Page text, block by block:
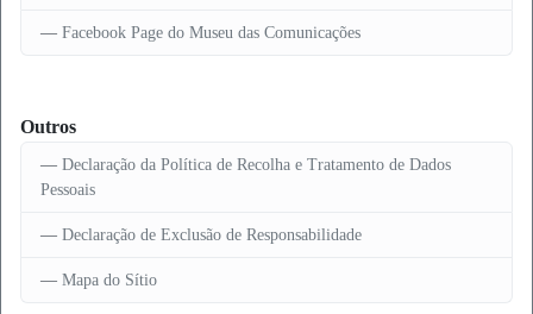
Facebook Page do Museu das Comunicações
Outros
Declaração da Política de Recolha e Tratamento de Dados
Pessoais
Declaração de Exclusão de Responsabilidade
Mapa do Sítio